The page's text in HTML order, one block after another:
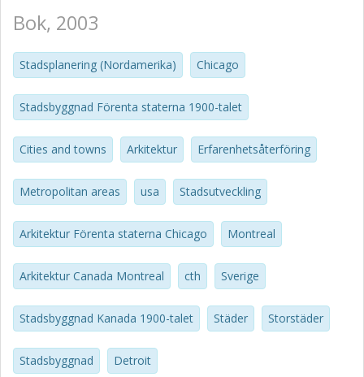
Bok, 2003
Stadsplanering (Nordamerika) Chicago
Stadsbyggnad Förenta staterna 1900-talet
Cities and towns Arkitektur Erfarenhetsåterföring
Metropolitan areas usa Stadsutveckling
Arkitektur Förenta staterna Chicago Montreal
Arkitektur Canada Montreal cth Sverige
Stadsbyggnad Kanada 1900-talet Städer Storstäder
Stadsbyggnad Detroit